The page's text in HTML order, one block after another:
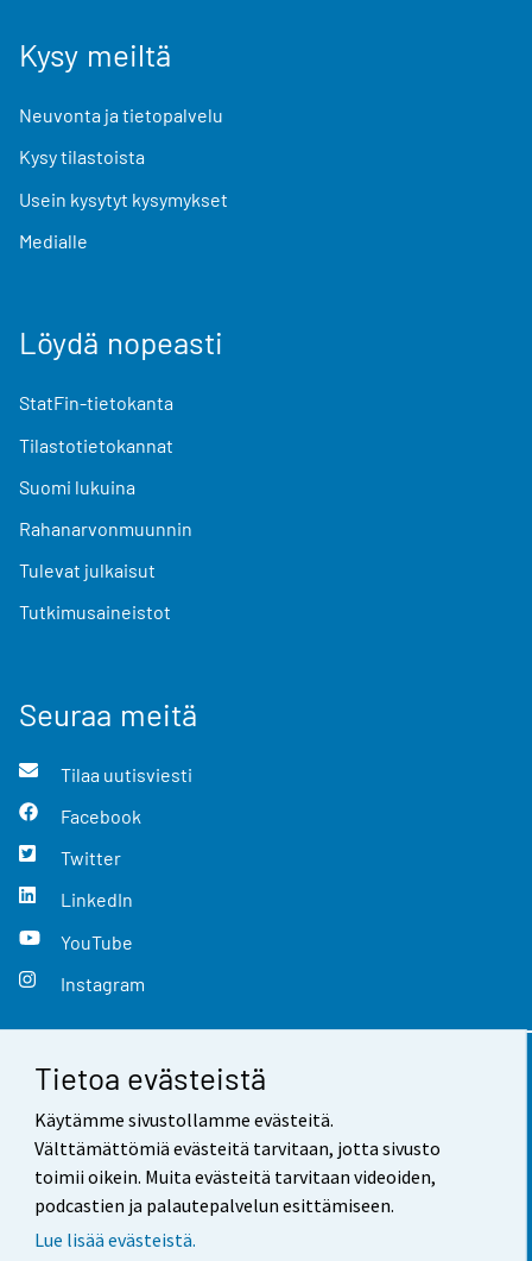
Tietoa evästeistä
Käytämme sivustollamme evästeitä.
Välttämättömiä evästeitä tarvitaan, jotta sivusto
toimii oikein. Muita evästeitä tarvitaan videoiden,
podcastien ja palautepalvelun esittämiseen.
Lue lisää evästeistä.
Kysy meiltä
Neuvonta ja tietopalvelu
Kysy tilastoista
Usein kysytyt kysymykset
Medialle
Löydä nopeasti
StatFin-tietokanta
Tilastotietokannat
Suomi lukuina
Rahanarvonmuunnin
Tulevat julkaisut
Tutkimusaineistot
Seuraa meitä
Tilaa uutisviesti
Facebook
Twitter
LinkedIn
YouTube
Instagram
Yhteystiedot
Palaute
Käyttöehdot